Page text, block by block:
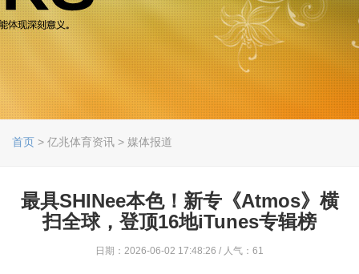
首页 > 亿兆体育资讯 > 媒体报道
最具SHINee本色！新专《Atmos》横
扫全球，登顶16地iTunes专辑榜
日期：2026-06-02 17:48:26 / 人气：61